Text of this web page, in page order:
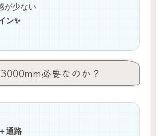
が少ない
ン✨
必要なのか？
通路